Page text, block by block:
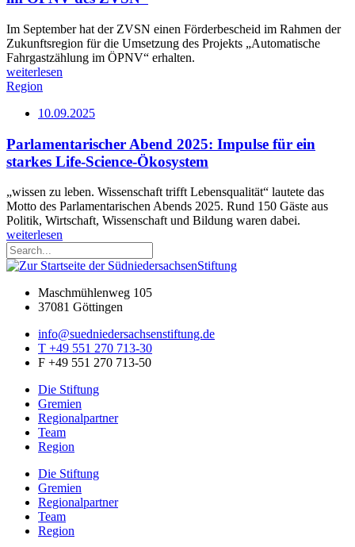
Im September hat der ZVSN einen Förderbescheid im Rahmen der
Zukunftsregion für die Umsetzung des Projekts „Automatische
Fahrgastzählung im ÖPNV“ erhalten.
weiterlesen
Region
10.09.2025
Parlamentarischer Abend 2025: Impulse für ein
starkes Life-Science-Ökosystem
„wissen zu leben. Wissenschaft trifft Lebensqualität“ lautete das
Motto des Parlamentarischen Abends 2025. Rund 150 Gäste aus
Politik, Wirtschaft, Wissenschaft und Bildung waren dabei.
weiterlesen
Maschmühlenweg 105
37081 Göttingen
info@suedniedersachsenstiftung.de
T +49 551 270 713-30
F +49 551 270 713-50
Die Stiftung
Gremien
Regionalpartner
Team
Region
Die Stiftung
Gremien
Regionalpartner
Team
Region